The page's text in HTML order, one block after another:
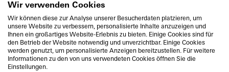
energy costs, but also provide maximum
comfort and diverse design options.
Wir verwenden Cookies
Wir können diese zur Analyse unserer Besucherdaten platzieren, um
unsere Website zu verbessern, personalisierte Inhalte anzuzeigen und
Ihnen ein großartiges Website-Erlebnis zu bieten. Einige Cookies sind für
den Betrieb der Website notwendig und unverzichtbar. Einige Cookies
werden genutzt, um personalisierte Anzeigen bereitzustellen. Für weitere
Informationen zu den von uns verwendeten Cookies öffnen Sie die
Einstellungen.